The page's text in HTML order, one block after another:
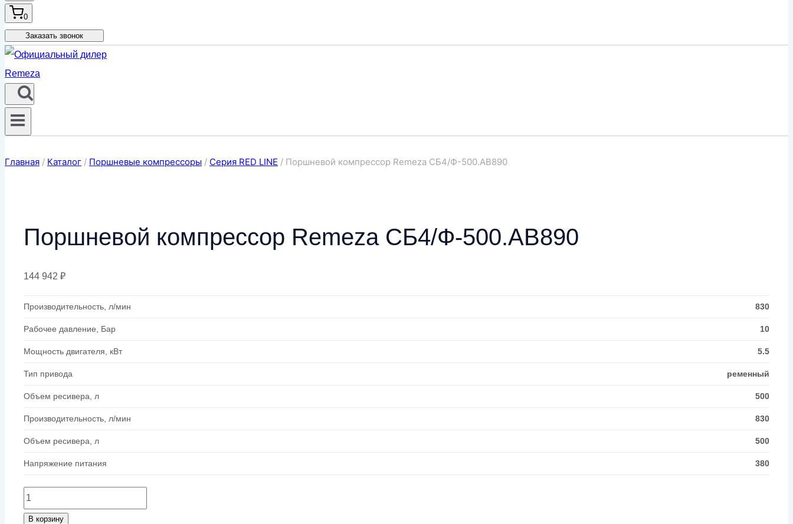
0
Заказать звонок
Главная / Каталог / Поршневые компрессоры / Серия RED LINE / Поршневой компрессор Remeza СБ4/Ф-500.АВ890
Поршневой компрессор Remeza СБ4/Ф-500.АВ890
144 942 ₽
Производительность, л/мин 830
Рабочее давление, Бар 10
Мощность двигателя, кВт 5.5
Тип привода ременный
Объем ресивера, л 500
Производительность, л/мин 830
Объем ресивера, л 500
Напряжение питания 380
Количество
товара
В корзину